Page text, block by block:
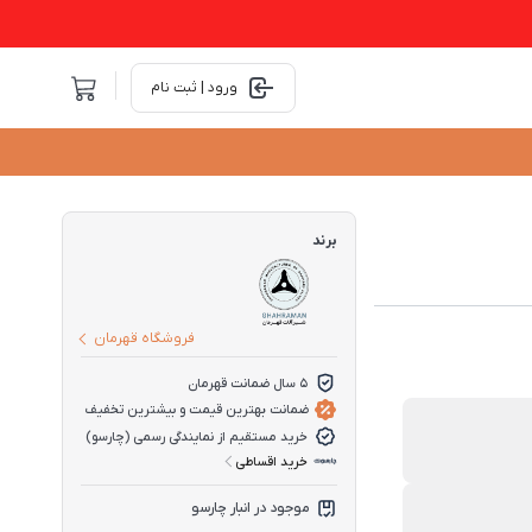
ورود | ثبت نام
برند
فروشگاه قهرمان
5 سال ضمانت قهرمان
ضمانت بهترین قیمت و بیشترین تخفیف
خرید مستقیم از نمایندگی رسمی (چارسو)
خرید اقساطی
موجود در انبار چارسو